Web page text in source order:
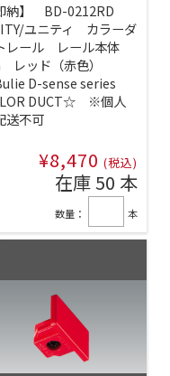
納】 BD-0212RD
ユニティ カラーダ
レール レール本体
レッド（赤色）
D-sense series
DUCT☆ ※個人
送不可
¥8,470 (税込)
在庫 50 本
数量： 本